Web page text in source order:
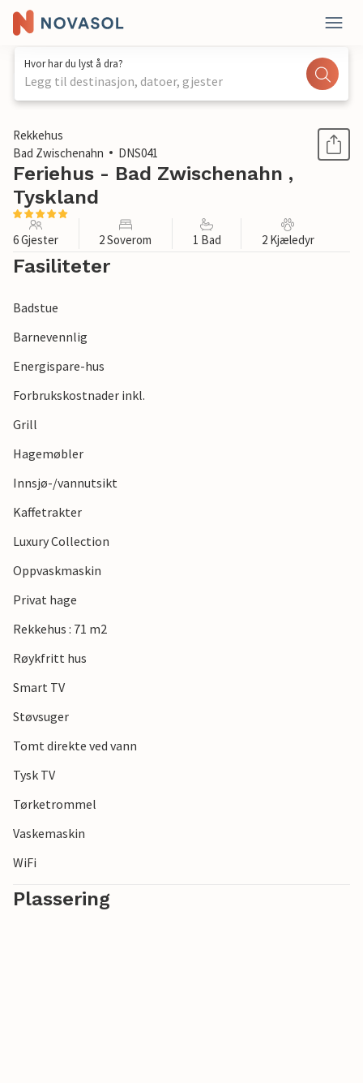
Hvor har du lyst å dra?
Legg til destinasjon, datoer, gjester
1 / 1
Rekkehus
Bad Zwischenahn
DNS041
Feriehus - Bad Zwischenahn ,
Tyskland
6 Gjester 2 Soverom 1 Bad 2 Kjæledyr
Fasiliteter
Badstue
Barnevennlig
Energispare-hus
Forbrukskostnader inkl.
Grill
Hagemøbler
Innsjø-/vannutsikt
Kaffetrakter
Luxury Collection
Oppvaskmaskin
Privat hage
Rekkehus : 71 m2
Røykfritt hus
Smart TV
Støvsuger
Tomt direkte ved vann
Tysk TV
Tørketrommel
Vaskemaskin
WiFi
Plassering